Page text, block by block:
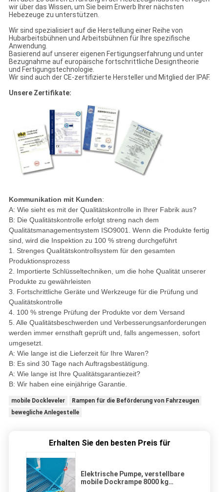
wir über das Wissen, um Sie beim Erwerb Ihrer nächsten
Hebezeuge zu unterstützen.
Wir sind spezialisiert auf die Herstellung einer Reihe von
Hubarbeitsbühnen und Arbeitsbühnen für Ihre spezifische
Anwendung.
Basierend auf unserer eigenen Fertigungserfahrung und unter
Bezugnahme auf europäische fortschrittliche Designtheorie
und Fertigungstechnologie.
Wir sind auch der CE-zertifizierte Hersteller und Mitglied der IPAF.
Unsere Zertifikate:
Kommunikation mit Kunden:
A: Wie sieht es mit der Qualitätskontrolle in Ihrer Fabrik aus?
B: Die Qualitätskontrolle erfolgt streng nach dem
Qualitätsmanagementsystem ISO9001. Wenn die Produkte fertig
sind, wird die Inspektion zu 100 % streng durchgeführt
1. Strenges Qualitätskontrollsystem für den gesamten
Produktionsprozess
2. Importierte Schlüsseltechniken, um die hohe Qualität unserer
Produkte zu gewährleisten
3. Fortschrittliche Geräte und Werkzeuge für die Prüfung und
Qualitätskontrolle
4. 100 % strenge Prüfung der Produkte vor dem Versand
5. Alle Qualitätsbeschwerden und Verbesserungsanforderungen
werden immer ernsthaft geprüft und, falls angemessen, sofort
umgesetzt.
A: Wie lange ist die Lieferzeit für Ihre Waren?
B: Es sind 30 Tage nach Auftragsbestätigung.
A: Wie lange ist Ihre Qualitätsgarantiezeit?
B: Wir haben eine einjährige Garantie.
mobile Dockleveler
Rampen für die Beförderung von Fahrzeugen
bewegliche Anlegestelle
Erhalten Sie den besten Preis für
Elektrische Pumpe, verstellbare
mobile Dockrampe 8000 kg